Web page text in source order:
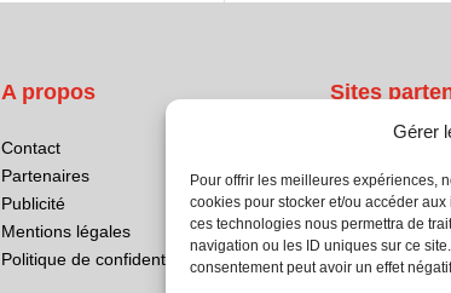
Gérer
Pour offrir les meilleures expériences,
cookies pour stocker et/ou accéder
ces technologies nous permettra de
navigation ou les ID uniques sur ce
consentement peut avoir un effet
A propos
Contact
Partenaires
Publicité
Mentions légales
Politique de confidentialité
Sites
Atrium
Kiosque 21
L'Atelier Bois
Planète